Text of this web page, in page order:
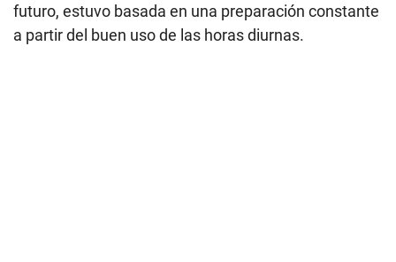
futuro, estuvo basada en una preparación constante
a partir del buen uso de las horas diurnas.